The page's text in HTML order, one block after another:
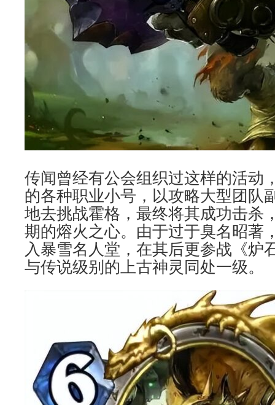
传闻曾经有公会组织过这样的活动
的各种职业小号，以攻略大型团队
地去挑战霍格，最终将其成功击杀
期的熔火之心。由于过于臭名昭著
入暴雪名人堂，在其后更参战《炉
与传说级别的上古神灵同处一级。